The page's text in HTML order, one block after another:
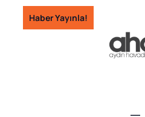
İçeriğe
geç
Haber Yayınla!